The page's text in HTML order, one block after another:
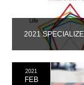
2021
2021
FEB